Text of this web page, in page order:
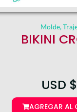
Molde,
BIKINI
USD $
AGREGAR AL